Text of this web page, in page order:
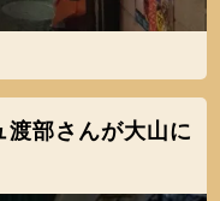
渡部さんが大山に